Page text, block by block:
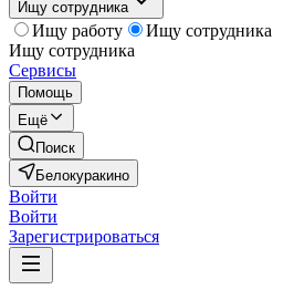
Ищу сотрудника
Ищу работу
Ищу сотрудника
Ищу сотрудника
Сервисы
Помощь
Ещё
Поиск
Белокуракино
Войти
Войти
Зарегистрироваться